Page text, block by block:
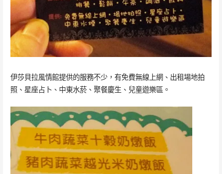
伊莎貝拉風情館提供的服務不少，有免費無線上網、出租場地拍
照、星座占卜、中東水菸、聚餐慶生、兒童遊樂區。